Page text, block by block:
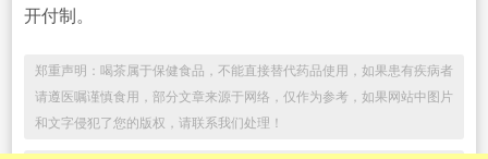
开付制。
郑重声明：喝茶属于保健食品，不能直接替代药品使用，如果患有疾病者
请遵医嘱谨慎食用，部分文章来源于网络，仅作为参考，如果网站中图片
和文字侵犯了您的版权，请联系我们处理！